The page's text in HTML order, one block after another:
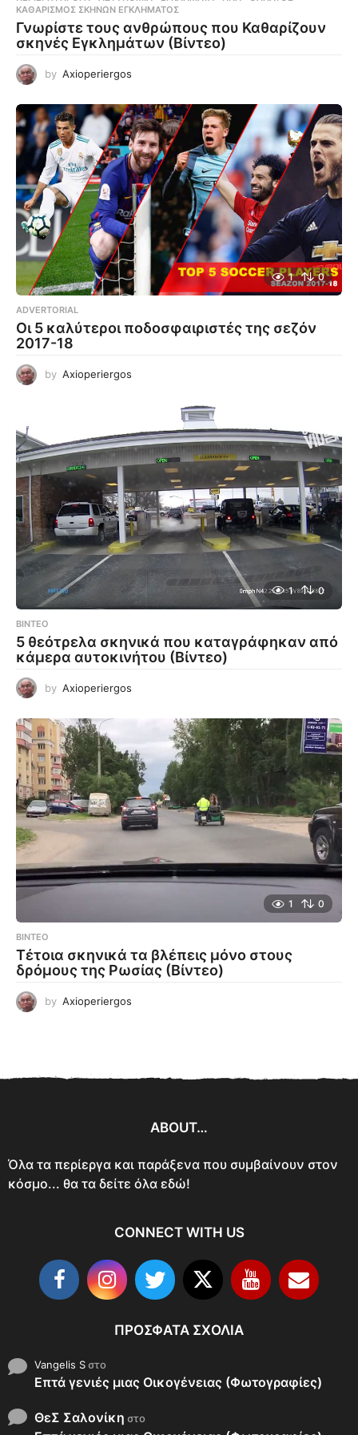
ΚΑΘΑΡΙΣΜΌΣ ΣΚΗΝΏΝ ΕΓΚΛΉΜΑΤΟΣ
Γνωρίστε τους ανθρώπους που Καθαρίζουν
σκηνές Εγκλημάτων (Βίντεο)
by Axioperiergos
1 0
ADVERTORIAL
Οι 5 καλύτεροι ποδοσφαιριστές της σεζόν
2017-18
by Axioperiergos
1 0
ΒΊΝΤΕΟ
5 θεότρελα σκηνικά που καταγράφηκαν από
κάμερα αυτοκινήτου (Βίντεο)
by Axioperiergos
1 0
ΒΊΝΤΕΟ
Τέτοια σκηνικά τα βλέπεις μόνο στους
δρόμους της Ρωσίας (Βίντεο)
by Axioperiergos
ABOUT…
Όλα τα περίεργα και παράξενα που συμβαίνουν στον
κόσμο... θα τα δείτε όλα εδώ!
CONNECT WITH US
ΠΡΌΣΦΑΤΑ ΣΧΌΛΙΑ
Vangelis Sστο
Επτά γενιές μιας Οικογένειας (Φωτογραφίες)
ΘεΣ Σαλονίκη στο